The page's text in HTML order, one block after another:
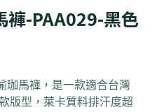
褲-PAA029-黑色
珈馬褲，是一款適合台灣
版型，萊卡質料排汗度超